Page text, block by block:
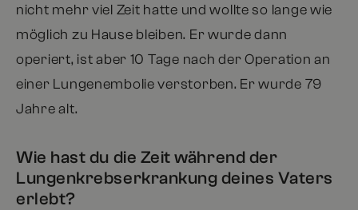
nicht mehr viel Zeit hatte und wollte so lange wie
möglich zu Hause bleiben. Er wurde dann
operiert, ist aber 10 Tage nach der Operation an
einer Lungenembolie verstorben. Er wurde 79
Jahre alt.
Wie hast du die Zeit während der
Lungenkrebserkrankung deines Vaters
erlebt?